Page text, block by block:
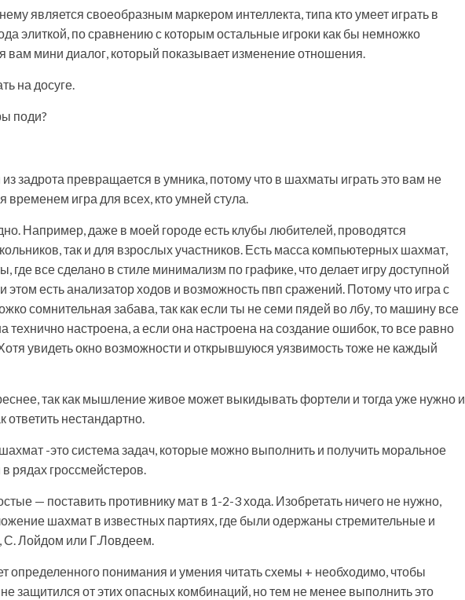
является своеобразным маркером интеллекта, типа кто умеет играть в
элиткой, по сравнению с которым остальные игроки как бы немножко
вам мини диалог, который показывает изменение отношения.
на досуге.
поди?
задрота превращается в умника, потому что в шахматы играть это вам не
временем игра для всех, кто умней стула.
Например, даже в моей городе есть клубы любителей, проводятся
так и для взрослых участников. Есть масса компьютерных шахмат,
все сделано в стиле минимализм по графике, что делает игру доступной
есть анализатор ходов и возможность пвп сражений. Потому что игра с
сомнительная забава, так как если ты не семи пядей во лбу, то машину все
технично настроена, а если она настроена на создание ошибок, то все равно
увидеть окно возможности и открывшуюся уязвимость тоже не каждый
так как мышление живое может выкидывать фортели и тогда уже нужно и
ответить нестандартно.
-это система задач, которые можно выполнить и получить моральное
рядах гроссмейстеров.
— поставить противнику мат в 1-2-3 хода. Изобретать ничего не нужно,
шахмат в известных партиях, где были одержаны стремительные и
С. Лойдом или Г.Ловдеем.
определенного понимания и умения читать схемы + необходимо, чтобы
защитился от этих опасных комбинаций, но тем не менее выполнить это